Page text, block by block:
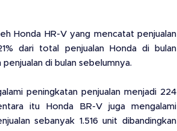
Honda HR-V yang mencatat penjualan
dari total penjualan Honda di bulan
di bulan sebelumnya.
peningkatan penjualan menjadi 224
itu Honda BR-V juga mengalami
sebanyak 1.516 unit dibandingkan